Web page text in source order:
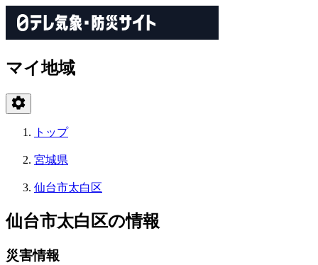
マイ地域
トップ
宮城県
仙台市太白区
仙台市太白区の情報
災害情報